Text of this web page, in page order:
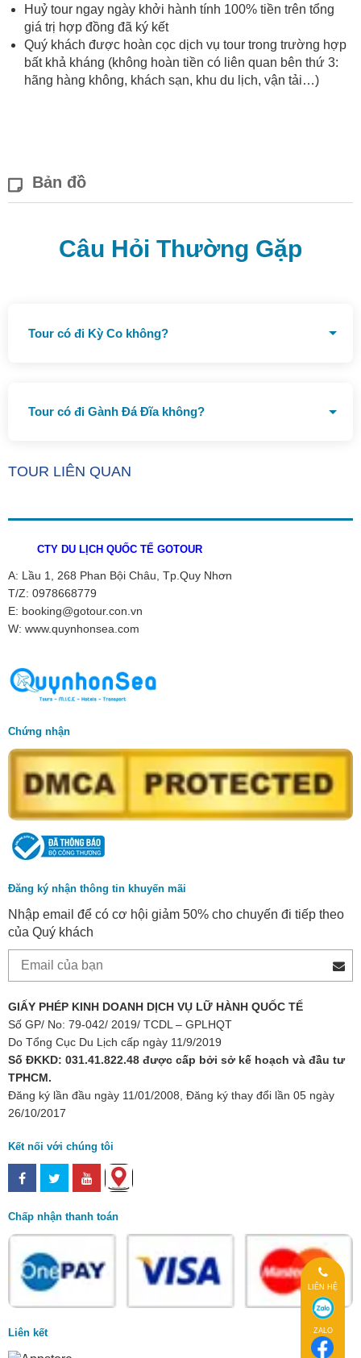
ZALO
LIÊN HỆ
Huỷ tour ngay ngày khởi hành tính 100% tiền trên tổng
giá trị hợp đồng đã ký kết
Quý khách được hoàn cọc dịch vụ tour trong trường hợp
bất khả kháng (không hoàn tiền có liên quan bên thứ 3:
hãng hàng không, khách sạn, khu du lịch, vận tải…)
Bản đồ
Câu Hỏi Thường Gặp
Tour có đi Kỳ Co không?
Tour có đi Gành Đá Đĩa không?
TOUR LIÊN QUAN
CTY DU LỊCH QUỐC TẾ GOTOUR
A: Lầu 1, 268 Phan Bội Châu, Tp.Quy Nhơn
T/Z: 0978668779
E: booking@gotour.con.vn
W: www.quynhonsea.com
Chứng nhận
Đăng ký nhận thông tin khuyến mãi
Nhập email để có cơ hội giảm 50% cho chuyến đi tiếp theo
của Quý khách
GIẤY PHÉP KINH DOANH DỊCH VỤ LỮ HÀNH QUỐC TẾ
Số GP/ No: 79-042/ 2019/ TCDL – GPLHQT
Do Tổng Cục Du Lịch cấp ngày 11/9/2019
Số ĐKKD: 031.41.822.48 được cấp bởi sở kế hoạch và đầu tư
TPHCM.
Đăng ký lần đầu ngày 11/01/2008, Đăng ký thay đổi lần 05 ngày
26/10/2017
Kết nối với chúng tôi
Chấp nhận thanh toán
Liên kết